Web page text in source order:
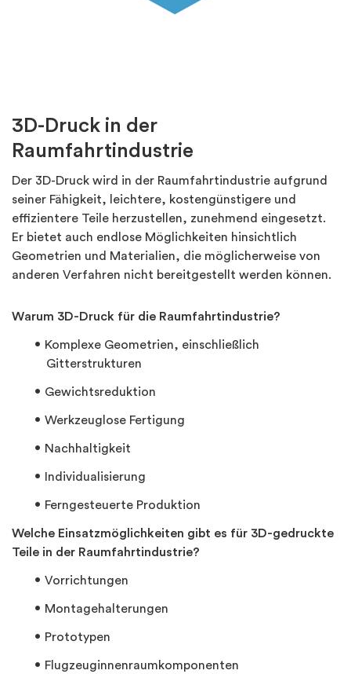
3D-Druck in der
Raumfahrtindustrie
Der 3D-Druck wird in der Raumfahrtindustrie aufgrund
seiner Fähigkeit, leichtere, kostengünstigere und
effizientere Teile herzustellen, zunehmend eingesetzt.
Er bietet auch endlose Möglichkeiten hinsichtlich
Geometrien und Materialien, die möglicherweise von
anderen Verfahren nicht bereitgestellt werden können.
Warum 3D-Druck für die Raumfahrtindustrie?
Komplexe Geometrien, einschließlich
Gitterstrukturen
Gewichtsreduktion
Werkzeuglose Fertigung
Nachhaltigkeit
Individualisierung
Ferngesteuerte Produktion
Welche Einsatzmöglichkeiten gibt es für 3D-gedruckte
Teile in der Raumfahrtindustrie?
Vorrichtungen
Montagehalterungen
Prototypen
Flugzeuginnenraumkomponenten